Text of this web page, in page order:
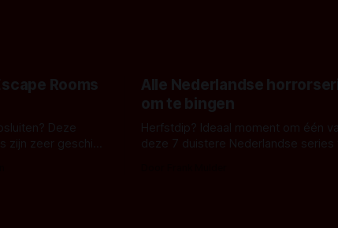
Rooms
Deze
zijn zeer geschikt
Alle Nederlandse
om te bingen
Herfstdip? Ideaal moment om één
deze 7 duistere Nederlandse series